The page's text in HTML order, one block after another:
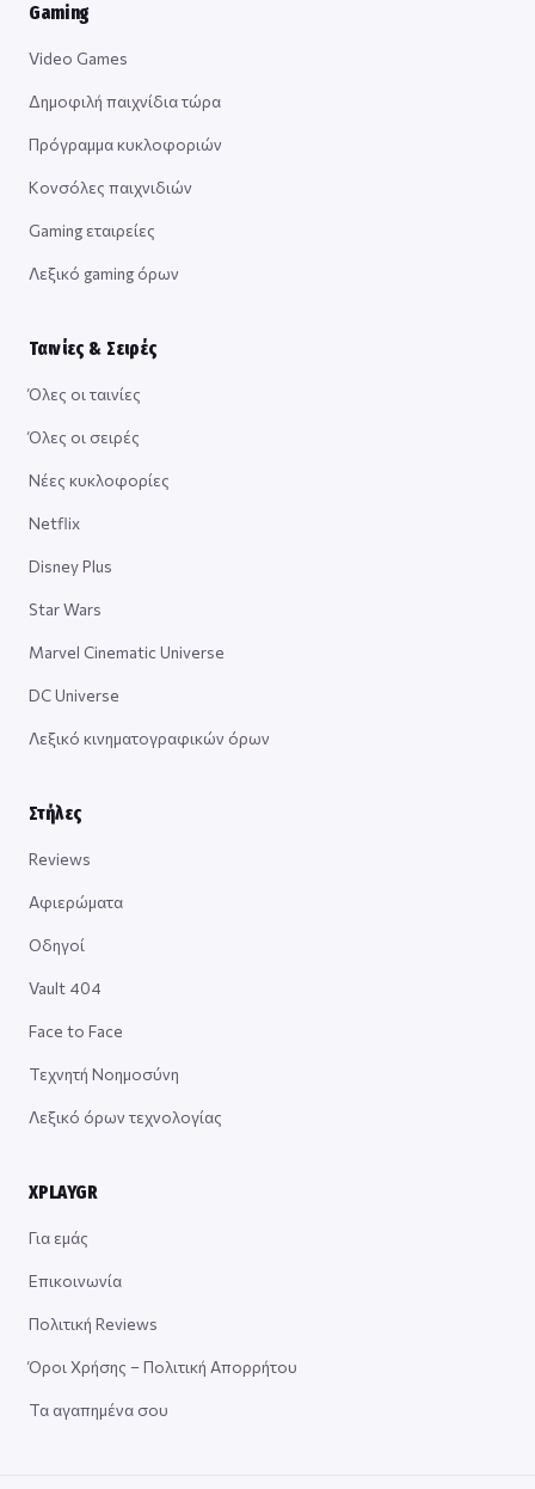
Gaming
Video Games
Δημοφιλή παιχνίδια τώρα
Πρόγραμμα κυκλοφοριών
Κονσόλες παιχνιδιών
Gaming εταιρείες
Λεξικό gaming όρων
Ταινίες & Σειρές
Όλες οι ταινίες
Όλες οι σειρές
Νέες κυκλοφορίες
Netflix
Disney Plus
Star Wars
Marvel Cinematic Universe
DC Universe
Λεξικό κινηματογραφικών όρων
Στήλες
Reviews
Αφιερώματα
Οδηγοί
Vault 404
Face to Face
Τεχνητή Νοημοσύνη
Λεξικό όρων τεχνολογίας
XPLAYGR
Για εμάς
Επικοινωνία
Πολιτική Reviews
Όροι Χρήσης – Πολιτική Απορρήτου
Τα αγαπημένα σου